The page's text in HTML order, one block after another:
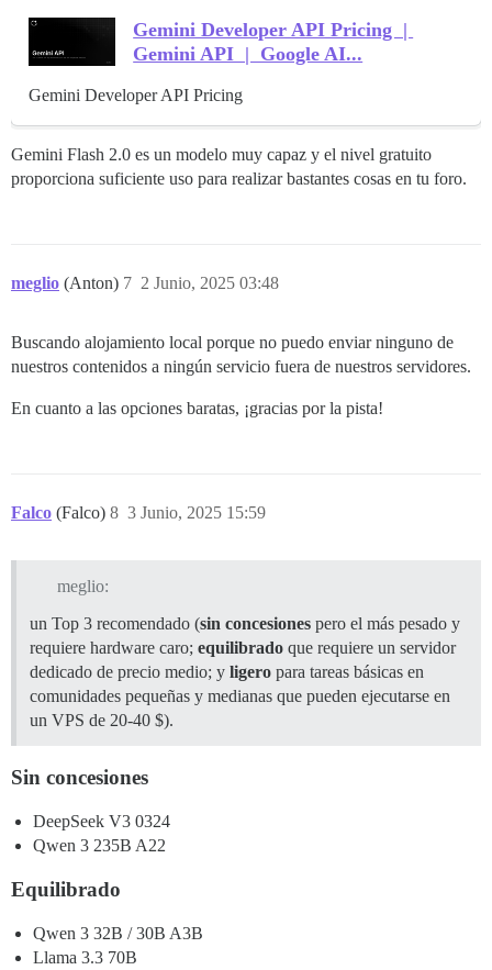
Gemini Developer API Pricing |
Gemini API | Google AI...
Gemini Developer API Pricing
Gemini Flash 2.0 es un modelo muy capaz y el nivel gratuito
proporciona suficiente uso para realizar bastantes cosas en tu foro.
meglio (Anton) 2 Junio, 2025 03:48
7
Buscando alojamiento local porque no puedo enviar ninguno de
nuestros contenidos a ningún servicio fuera de nuestros servidores.
En cuanto a las opciones baratas, ¡gracias por la pista!
Falco (Falco) 3 Junio, 2025 15:59
8
meglio:
un Top 3 recomendado (sin concesiones pero el más pesado y
requiere hardware caro; equilibrado que requiere un servidor
dedicado de precio medio; y ligero para tareas básicas en
comunidades pequeñas y medianas que pueden ejecutarse en
un VPS de 20-40 $).
Sin concesiones
DeepSeek V3 0324
Qwen 3 235B A22
Equilibrado
Qwen 3 32B / 30B A3B
Llama 3.3 70B